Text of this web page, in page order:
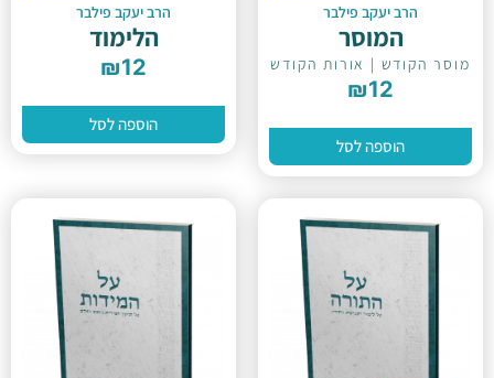
הרב יעקב פילבר
המוסר
מוסר הקודש | אורות הקודש
₪12
הוספה לסל
הרב יעקב פילבר
הלימוד
₪12
הוספה לסל